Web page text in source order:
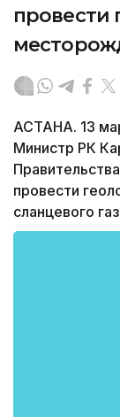
провести
АСТАНА. 13
Министр РК
провести
сланцевого